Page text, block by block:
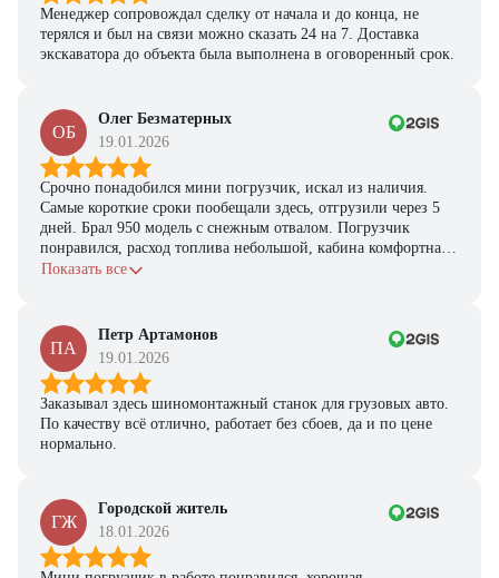
Менеджер сопровождал сделку от начала и до конца, не
терялся и был на связи можно сказать 24 на 7. Доставка
экскаватора до объекта была выполнена в оговоренный срок.
ОБ
Олег Безматерных
19.01.2026
Срочно понадобился мини погрузчик, искал из наличия.
Самые короткие сроки пообещали здесь, отгрузили через 5
дней. Брал 950 модель с снежным отвалом. Погрузчик
понравился, расход топлива небольшой, кабина комфортная,
с задачами справляется.
Показать все
ПА
Петр Артамонов
19.01.2026
Заказывал здесь шиномонтажный станок для грузовых авто.
По качеству всё отлично, работает без сбоев, да и по цене
нормально.
ГЖ
Городской житель
18.01.2026
предложение на спецтехнику
Ответьте на несколько вопросов — мы предоставим
персональную подборку моделей и лучшие условия
покупки
Получить предложение